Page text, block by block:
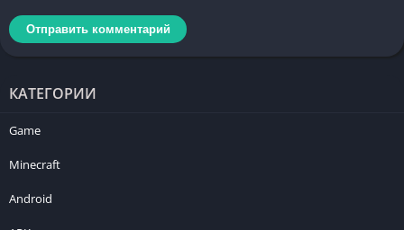
КАТЕГОРИИ
Game
Minecraft
Android